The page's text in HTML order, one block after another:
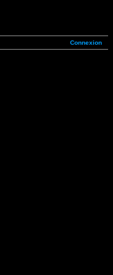
Connexion